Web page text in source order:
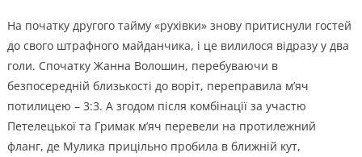
На початку другого тайму «рухівки» знову притиснули гостей
до свого штрафного майданчика, і це вилилося відразу у два
голи. Спочатку Жанна Волошин, перебуваючи в
безпосередній близькості до воріт, переправила м’яч
потилицею – 3:3. А згодом після комбінації за участю
Петелецької та Гримак м’яч перевели на протилежний
фланг, де Мулика прицільно пробила в ближній кут,